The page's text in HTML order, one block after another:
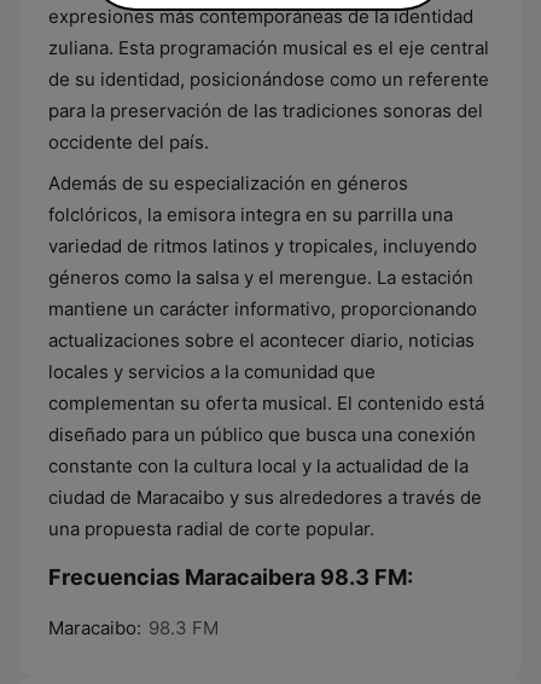
expresiones más contemporáneas de la identidad
zuliana. Esta programación musical es el eje central
de su identidad, posicionándose como un referente
para la preservación de las tradiciones sonoras del
occidente del país.
Además de su especialización en géneros
folclóricos, la emisora integra en su parrilla una
variedad de ritmos latinos y tropicales, incluyendo
géneros como la salsa y el merengue. La estación
mantiene un carácter informativo, proporcionando
actualizaciones sobre el acontecer diario, noticias
locales y servicios a la comunidad que
complementan su oferta musical. El contenido está
diseñado para un público que busca una conexión
constante con la cultura local y la actualidad de la
ciudad de Maracaibo y sus alrededores a través de
una propuesta radial de corte popular.
Frecuencias Maracaibera 98.3 FM:
Maracaibo: 98.3 FM